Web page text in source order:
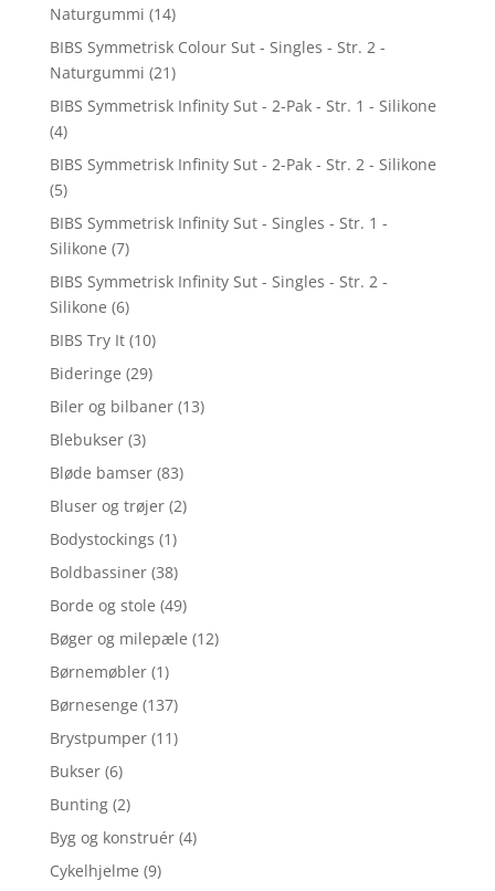
Naturgummi (14)
BIBS Symmetrisk Colour Sut - Singles - Str. 2 -
Naturgummi (21)
BIBS Symmetrisk Infinity Sut - 2-Pak - Str. 1 - Silikone
(4)
BIBS Symmetrisk Infinity Sut - 2-Pak - Str. 2 - Silikone
(5)
BIBS Symmetrisk Infinity Sut - Singles - Str. 1 -
Silikone (7)
BIBS Symmetrisk Infinity Sut - Singles - Str. 2 -
Silikone (6)
BIBS Try It (10)
Bideringe (29)
Biler og bilbaner (13)
Blebukser (3)
Bløde bamser (83)
Bluser og trøjer (2)
Bodystockings (1)
Boldbassiner (38)
Borde og stole (49)
Bøger og milepæle (12)
Børnemøbler (1)
Børnesenge (137)
Brystpumper (11)
Bukser (6)
Bunting (2)
Byg og konstruér (4)
Cykelhjelme (9)